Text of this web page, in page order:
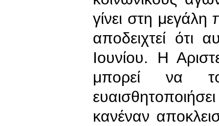
γίνει στη
αποδειχτεί ότι
Ιουνίου. Η
μπορεί να
κανέναν